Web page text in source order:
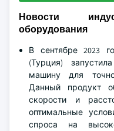
Новости
оборудования
В сентябре 2023
(Турция)
машину для
Данный продукт
скорости и
оптимальные
спроса на